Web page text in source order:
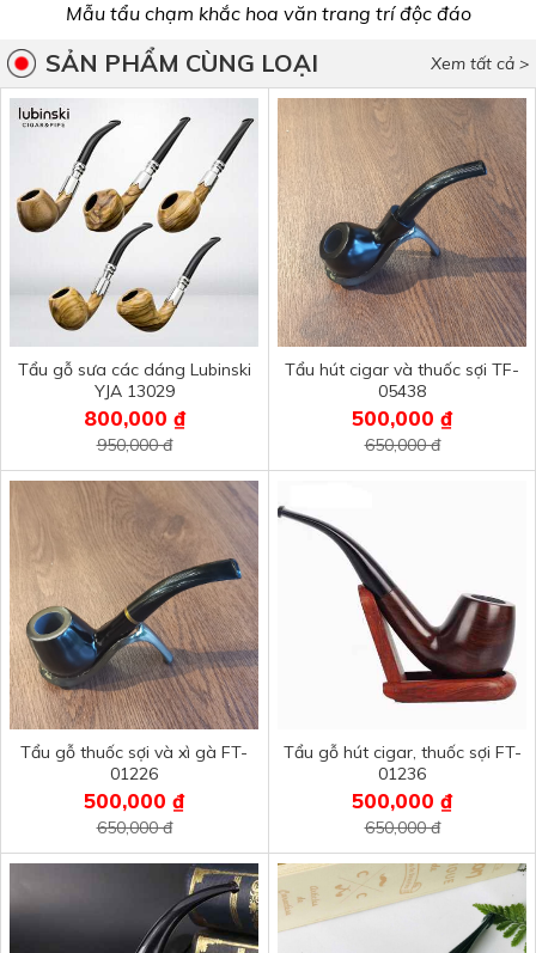
Mẫu tẩu chạm khắc hoa văn trang trí độc đáo
Xem tất cả >
SẢN PHẨM CÙNG LOẠI
Tẩu gỗ sưa các dáng Lubinski
YJA 13029
800,000 ₫
950,000 đ
Tẩu hút cigar và thuốc sợi TF-
05438
500,000 ₫
650,000 đ
Tẩu gỗ thuốc sợi và xì gà FT-
01226
500,000 ₫
650,000 đ
Tẩu gỗ hút cigar, thuốc sợi FT-
01236
500,000 ₫
650,000 đ